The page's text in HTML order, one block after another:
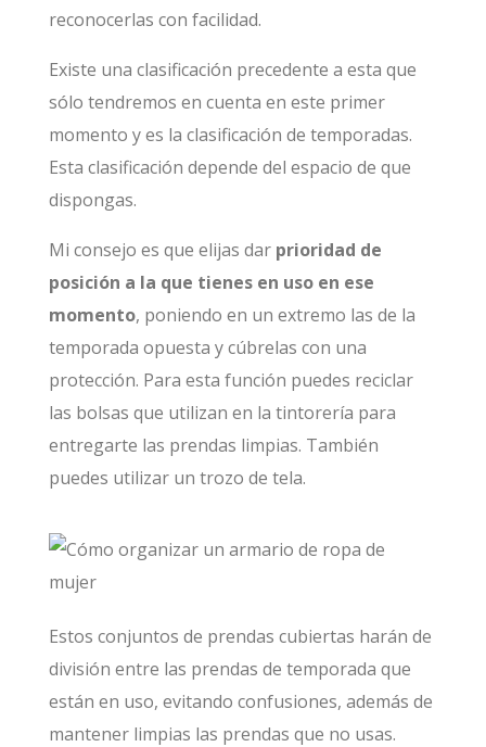
reconocerlas con facilidad.
Existe una clasificación precedente a esta que
sólo tendremos en cuenta en este primer
momento y es la clasificación de temporadas.
Esta clasificación depende del espacio de que
dispongas.
Mi consejo es que elijas dar prioridad de
posición a la que tienes en uso en ese
momento, poniendo en un extremo las de la
temporada opuesta y cúbrelas con una
protección. Para esta función puedes reciclar
las bolsas que utilizan en la tintorería para
entregarte las prendas limpias. También
puedes utilizar un trozo de tela.
Estos conjuntos de prendas cubiertas harán de
división entre las prendas de temporada que
están en uso, evitando confusiones, además de
mantener limpias las prendas que no usas.